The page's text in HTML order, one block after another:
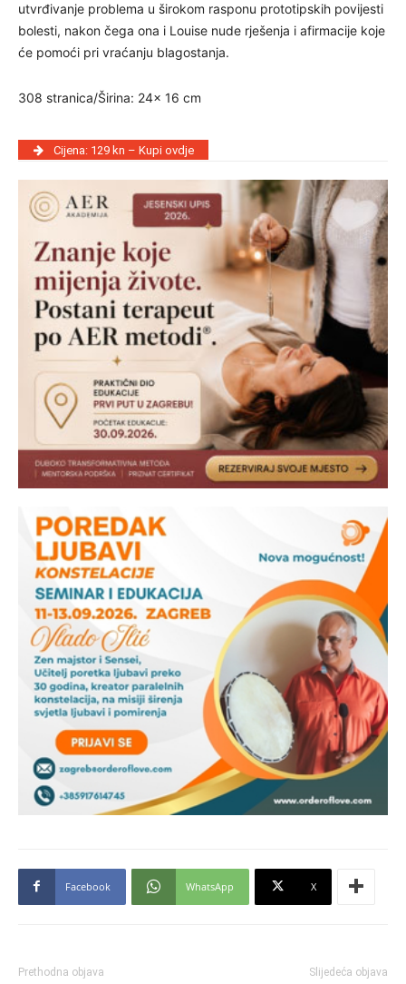
utvrđivanje problema u širokom rasponu prototipskih povijesti
bolesti, nakon čega ona i Louise nude rješenja i afirmacije koje
će pomoći pri vraćanju blagostanja.
308 stranica/Širina: 24x 16 cm
Cijena: 129 kn – Kupi ovdje
Facebook WhatsApp X
Prethodna objava Slijedeća objava